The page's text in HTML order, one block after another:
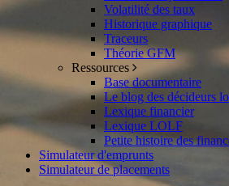
Volatilité des taux
Historique graphique
Traceurs
Théorie GFM
Ressources
Base documentaire
Le blog des décideurs
Lexique financier
Lexique LOLF
Petite histoire des
Simulateur d'emprunts
Simulateur de placements